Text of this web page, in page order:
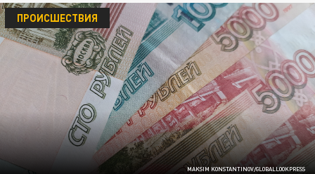
MAKSIM KONSTANTINOV/GLOBALLOOKPRESS
ПРОИСШЕСТВИЯ